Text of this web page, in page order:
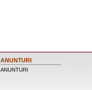
ANUNTURI
ANUNTURI